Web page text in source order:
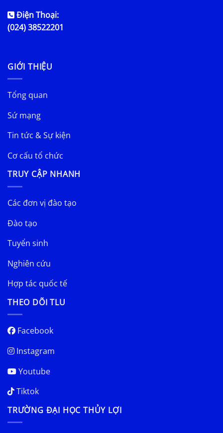
Điện Thoại:
(024) 38522201
GIỚI THIỆU
Tổng quan
Sứ mạng
Tin tức & Sự kiện
Cơ cấu tổ chức
TRUY CẬP NHANH
Các đơn vị đào tạo
Đào tạo
Tuyển sinh
Nghiên cứu
Hợp tác quốc tế
THEO DÕI TLU
Facebook
Instagram
Youtube
Tiktok
TRƯỜNG ĐẠI HỌC THỦY LỢI